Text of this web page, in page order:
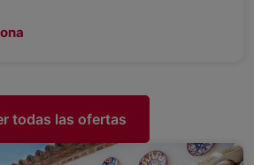
todas las ofertas